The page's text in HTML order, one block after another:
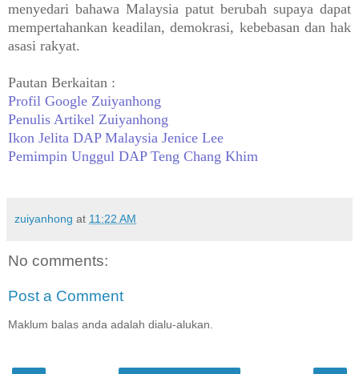
menyedari bahawa Malaysia patut berubah supaya dapat
mempertahankan keadilan, demokrasi, kebebasan dan hak
asasi rakyat.
Pautan Berkaitan :
Profil Google Zuiyanhong
Penulis Artikel Zuiyanhong
Ikon Jelita DAP Malaysia Jenice Lee
Pemimpin Unggul DAP Teng Chang Khim
zuiyanhong at 11:22 AM
No comments:
Post a Comment
Maklum balas anda adalah dialu-alukan.